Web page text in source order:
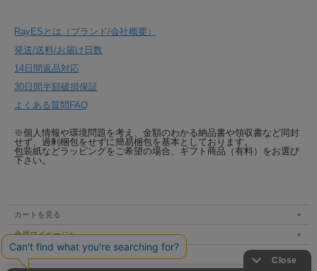
RayESとは（ブランド/会社概要）
発送/送料/お届け日数
14日間返品対応
30日間半額破損保証
よくある質問FAQ
※個人情報や環境問題を考え、金額のわかる納品書や領収書など同封
せず、過剰梱包をせずに簡易梱包を基本としております。
包装紙などラッピングをご希望の場合、ギフト商品（有料）をお選び
下さい。
カートを見る
会員マイページへ
支払方法 / 送料 / 発送